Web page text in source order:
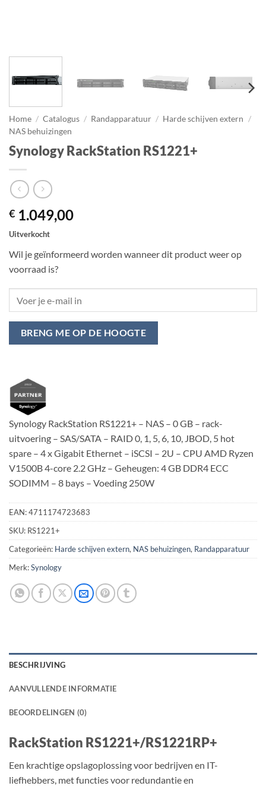
Home / Catalogus / Randapparatuur / Harde schijven extern
/
NAS behuizingen
Synology RackStation RS1221+
€ 1.049,00
Uitverkocht
Wil je geïnformeerd worden wanneer dit product weer op
voorraad is?
BRENG ME OP DE HOOGTE
Synology RackStation RS1221+ – NAS – 0 GB – rack-
uitvoering – SAS/SATA – RAID 0, 1, 5, 6, 10, JBOD, 5 hot
spare – 4 x Gigabit Ethernet – iSCSI – 2U – CPU AMD Ryzen
V1500B 4-core 2.2 GHz – Geheugen: 4 GB DDR4 ECC
SODIMM – 8 bays – Voeding 250W
EAN:4711174723683
SKU: RS1221+
Categorieën: Harde schijven extern, NAS behuizingen, Randapparatuur
Merk:Synology
BESCHRIJVING
AANVULLENDE INFORMATIE
BEOORDELINGEN (0)
RackStation RS1221+/RS1221RP+
Een krachtige opslagoplossing voor bedrijven en IT-
liefhebbers, met functies voor redundantie en